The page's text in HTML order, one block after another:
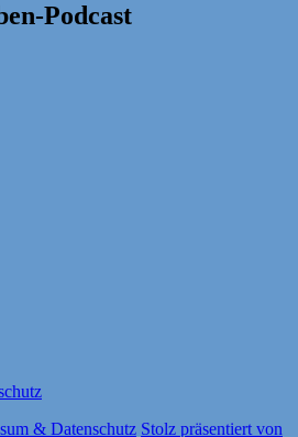
Podcast
& Datenschutz Stolz präsentiert von